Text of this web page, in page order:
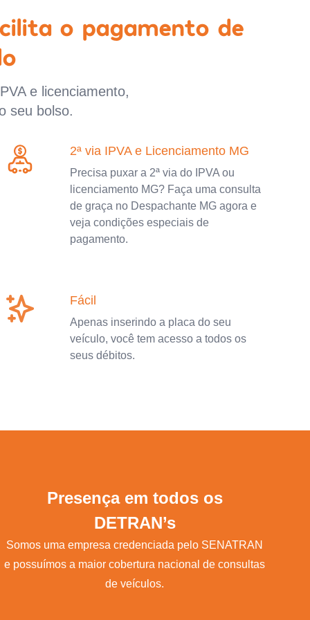
o pagamento de
e licenciamento,
seu bolso.
2ª via IPVA e Licenciamento MG
Precisa puxar a 2ª via do IPVA ou
licenciamento MG? Faça uma consulta
de graça no Despachante MG agora e
veja condições especiais de
pagamento.
Fácil
Apenas inserindo a placa do seu
veículo, você tem acesso a todos os
seus débitos.
Presença em todos os
DETRAN’s
Somos uma empresa credenciada pelo SENATRAN
e possuímos a maior cobertura nacional de consultas
de veículos.